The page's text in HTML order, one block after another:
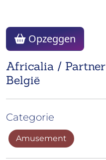
Africalia /
België
Opzeggen
Categorie
Amusement